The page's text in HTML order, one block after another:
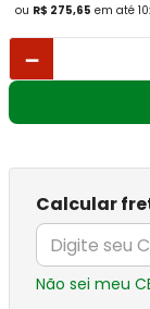
ou R$ 275,65 em até 10
－
Calcular
Não sei meu